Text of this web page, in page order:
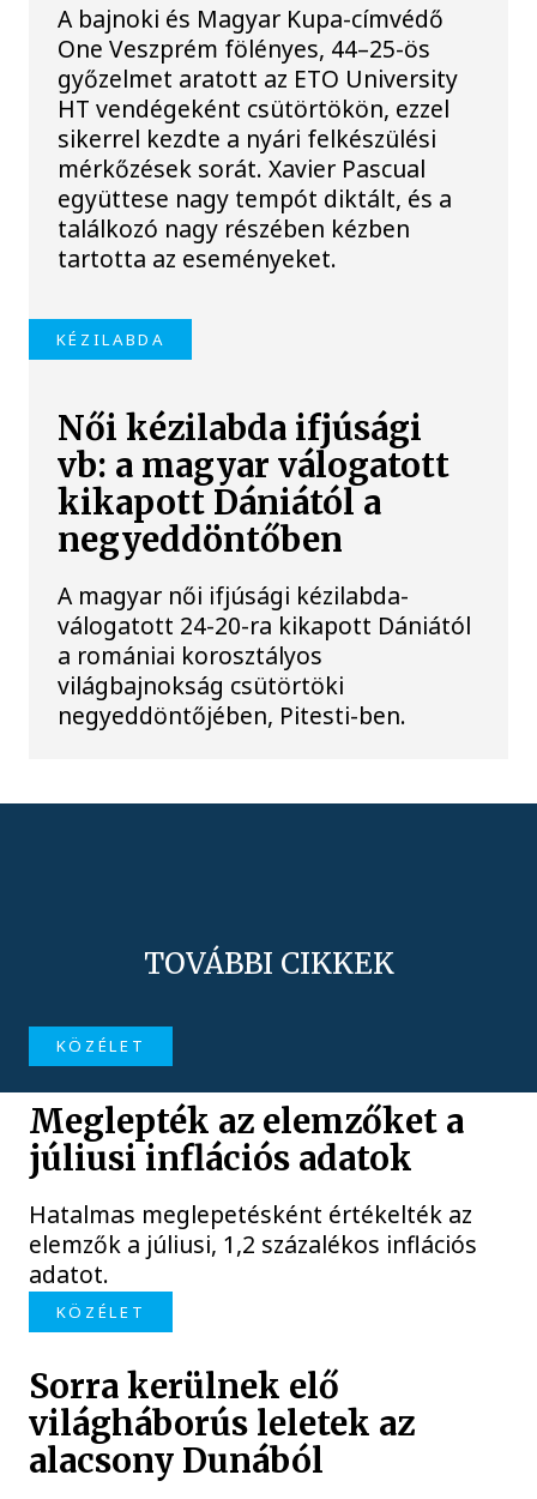
A bajnoki és Magyar Kupa-címvédő
One Veszprém fölényes, 44–25-ös
győzelmet aratott az ETO University
HT vendégeként csütörtökön, ezzel
sikerrel kezdte a nyári felkészülési
mérkőzések sorát. Xavier Pascual
együttese nagy tempót diktált, és a
találkozó nagy részében kézben
tartotta az eseményeket.
KÉZILABDA
Női kézilabda ifjúsági
vb: a magyar válogatott
kikapott Dániától a
negyeddöntőben
A magyar női ifjúsági kézilabda-
válogatott 24-20-ra kikapott Dániától
a romániai korosztályos
világbajnokság csütörtöki
negyeddöntőjében, Pitesti-ben.
TOVÁBBI CIKKEK
KÖZÉLET
Meglepték az elemzőket a
júliusi inflációs adatok
Hatalmas meglepetésként értékelték az
elemzők a júliusi, 1,2 százalékos inflációs
adatot.
KÖZÉLET
Sorra kerülnek elő
világháborús leletek az
alacsony Dunából